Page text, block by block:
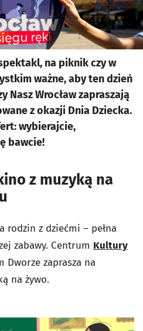
na piknik czy w
ważne, aby ten dzień
Nasz Wrocław zapraszają
z okazji Dnia Dziecka.
wybierajcie,
bawcie!
z muzyką na
rodzin z dziećmi – pełna
zabawy. Centrum Kultury
Dworze zaprasza na
na żywo.